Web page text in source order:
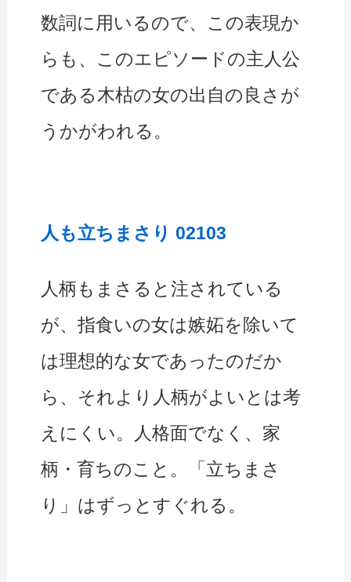
数詞に用いるので、この表現か
らも、このエピソードの主人公
である木枯の女の出自の良さが
うかがわれる。
人も立ちまさり 02103
人柄もまさると注されている
が、指食いの女は嫉妬を除いて
は理想的な女であったのだか
ら、それより人柄がよいとは考
えにくい。人格面でなく、家
柄・育ちのこと。「立ちまさ
り」はずっとすぐれる。